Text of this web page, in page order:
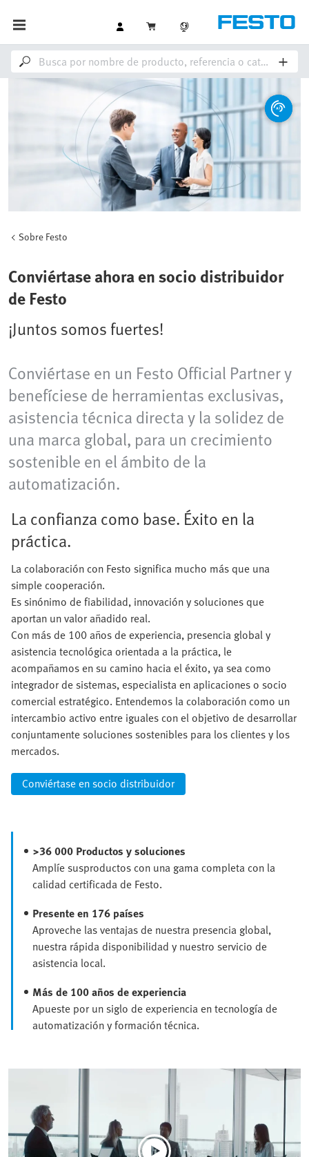
Sobre Festo
Conviértase ahora en socio distribuidor
de Festo
¡Juntos somos fuertes!
Conviértase en un Festo Official Partner y
benefíciese de herramientas exclusivas,
asistencia técnica directa y la solidez de
una marca global, para un crecimiento
sostenible en el ámbito de la
automatización.
La confianza como base. Éxito en la
práctica.
La colaboración con Festo significa mucho más que una
simple cooperación.
Es sinónimo de fiabilidad, innovación y soluciones que
aportan un valor añadido real.
Con más de 100 años de experiencia, presencia global y
asistencia tecnológica orientada a la práctica, le
acompañamos en su camino hacia el éxito, ya sea como
integrador de sistemas, especialista en aplicaciones o socio
comercial estratégico. Entendemos la colaboración como un
intercambio activo entre iguales con el objetivo de desarrollar
conjuntamente soluciones sostenibles para los clientes y los
mercados.
Conviértase en socio distribuidor
>36 000 Productos y soluciones
Amplíe susproductos con una gama completa con la
calidad certificada de Festo.
Presente en 176 países
Aproveche las ventajas de nuestra presencia global,
nuestra rápida disponibilidad y nuestro servicio de
asistencia local.
Más de 100 años de experiencia
Apueste por un siglo de experiencia en tecnología de
automatización y formación técnica.